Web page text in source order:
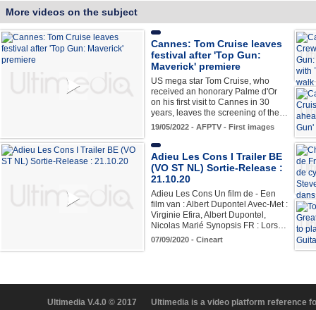
More videos on the subject
Cannes: Tom Cruise leaves
festival after 'Top Gun:
Maverick' premiere
US mega star Tom Cruise, who
received an honorary Palme d'Or
on his first visit to Cannes in 30
years, leaves the screening of the…
19/05/2022 - AFPTV - First images
Adieu Les Cons I Trailer BE
(VO ST NL) Sortie-Release :
21.10.20
Adieu Les Cons Un film de - Een
film van : Albert Dupontel Avec-Met :
Virginie Efira, Albert Dupontel,
Nicolas Marié Synopsis FR : Lors…
07/09/2020 - Cineart
Ultimedia V.4.0 © 2017
Ultimedia is a video platform reference